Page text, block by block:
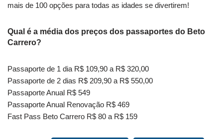
mais de 100 opções para todas as idades se divertirem!
Qual é a média dos preços dos passaportes do Beto
Carrero?
Passaporte de 1 dia R$ 109,90 a R$ 320,00
Passaporte de 2 dias R$ 209,90 a R$ 550,00
Passaporte Anual R$ 549
Passaporte Anual Renovação R$ 469
Fast Pass Beto Carrero R$ 80 a R$ 159